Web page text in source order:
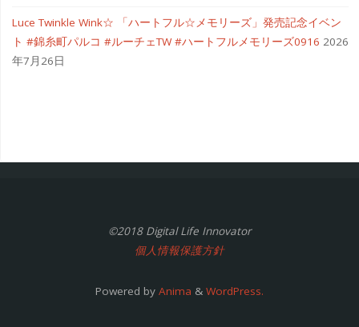
Luce Twinkle Wink☆ 「ハートフル☆メモリーズ」発売記念イベン
ト #錦糸町パルコ #ルーチェTW #ハートフルメモリーズ0916 2026
年7月26日
©2018 Digital Life Innovator
個人情報保護方針
Powered by Anima & WordPress.